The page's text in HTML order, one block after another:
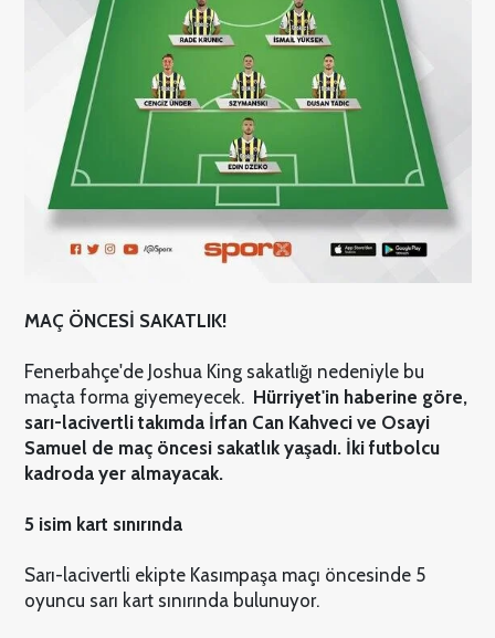
MAÇ ÖNCESİ SAKATLIK!
Fenerbahçe'de Joshua King sakatlığı nedeniyle bu
maçta forma giyemeyecek. Hürriyet'in haberine göre,
sarı-lacivertli takımda İrfan Can Kahveci ve Osayi
Samuel de maç öncesi sakatlık yaşadı. İki futbolcu
kadroda yer almayacak.
5 isim kart sınırında
Sarı-lacivertli ekipte Kasımpaşa maçı öncesinde 5
oyuncu sarı kart sınırında bulunuyor.